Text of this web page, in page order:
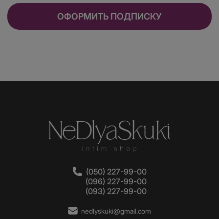
Olo Performa – контрацептивы с эффектом
Voice of Autumn – презервативы с
Sophora sets Cold – презерватив с анестетиком,
имеющий ребристую и точечную текстуру,
Презервативы с анестетиком и эффектом
подогрева Sophora sets Cold+Hot – имеют
ненавязчивый аромат апельсина.
ОФОРМИТЬ ПОДПИСКУ
(050) 227-99-00
(096) 227-99-00
(093) 227-99-00
nedlyskuki@gmail.com